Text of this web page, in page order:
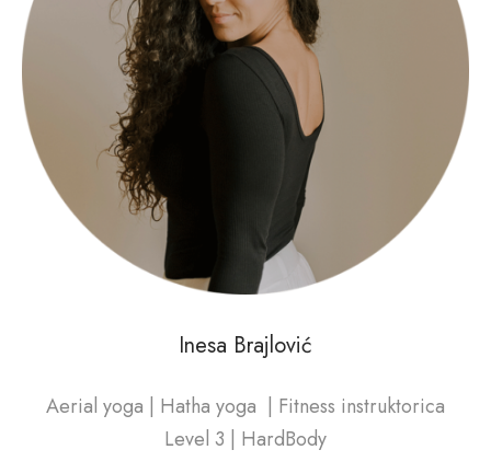
Inesa Brajlović
Aerial yoga | Hatha yoga | Fitness instruktorica
Level 3 | HardBody